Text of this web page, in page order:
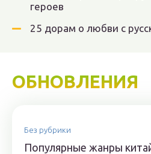
героев
25 дорам о любви с
ОБНОВЛЕНИЯ
Без рубрики
Популярные жанры